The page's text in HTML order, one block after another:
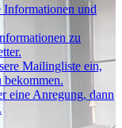
und
zu
Mailingliste ein,
bekommen.
eine Anregung, dann